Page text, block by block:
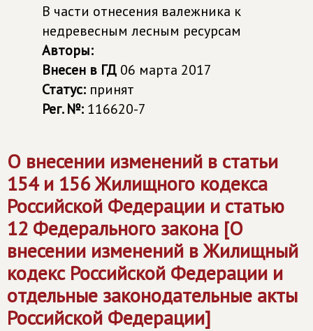
В части отнесения валежника к
недревесным лесным ресурсам
Авторы:
Внесен в ГД 06 марта 2017
Статус: принят
Рег. №: 116620-7
О внесении изменений в статьи
154 и 156 Жилищного кодекса
Российской Федерации и статью
12 Федерального закона [О
внесении изменений в Жилищный
кодекс Российской Федерации и
отдельные законодательные акты
Российской Федерации]